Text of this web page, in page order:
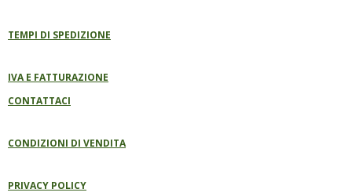
TEMPI DI SPEDIZIONE
IVA E FATTURAZIONE
CONTATTACI
CONDIZIONI DI VENDITA
PRIVACY POLICY